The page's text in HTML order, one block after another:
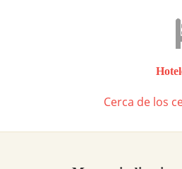
Cerca de los